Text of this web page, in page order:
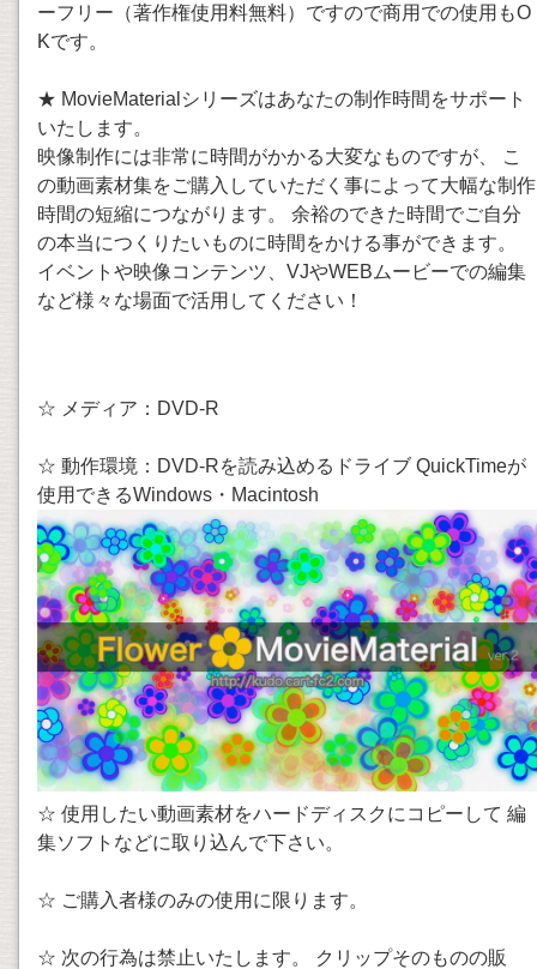
ーフリー（著作権使用料無料）ですので商用での使用もO
Kです。
★ MovieMaterialシリーズはあなたの制作時間をサポート
いたします。
映像制作には非常に時間がかかる大変なものですが、 こ
の動画素材集をご購入していただく事によって大幅な制作
時間の短縮につながります。 余裕のできた時間でご自分
の本当につくりたいものに時間をかける事ができます。
イベントや映像コンテンツ、VJやWEBムービーでの編集
など様々な場面で活用してください！
☆ メディア：DVD-R
☆ 動作環境：DVD-Rを読み込めるドライブ QuickTimeが
使用できるWindows・Macintosh
☆ 使用したい動画素材をハードディスクにコピーして 編
集ソフトなどに取り込んで下さい。
☆ ご購入者様のみの使用に限ります。
☆ 次の行為は禁止いたします。 クリップそのものの販